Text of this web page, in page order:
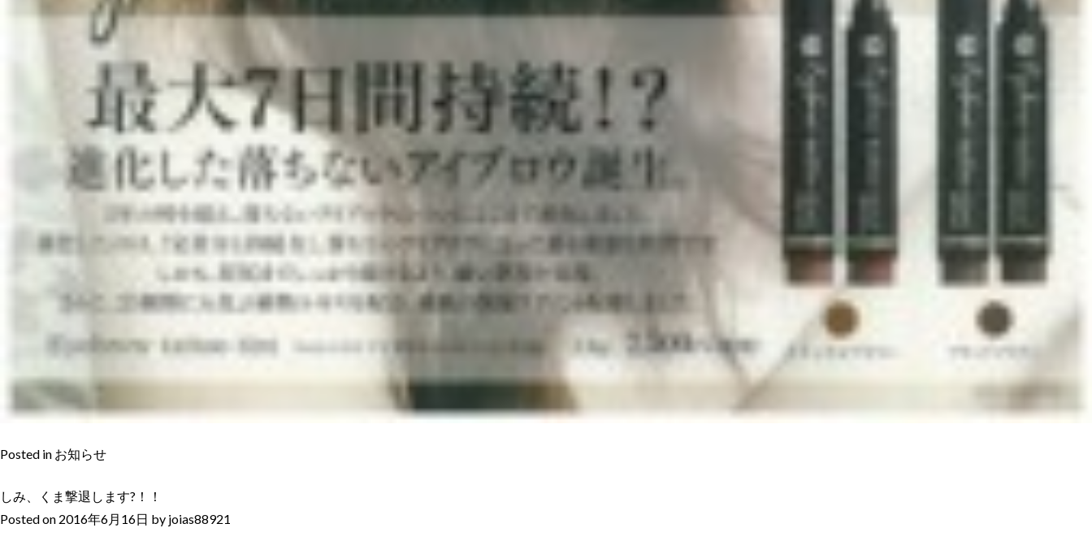
Posted in お知らせ
しみ、くま撃退します?！！
Posted on 2016年6月16日 by joias88921